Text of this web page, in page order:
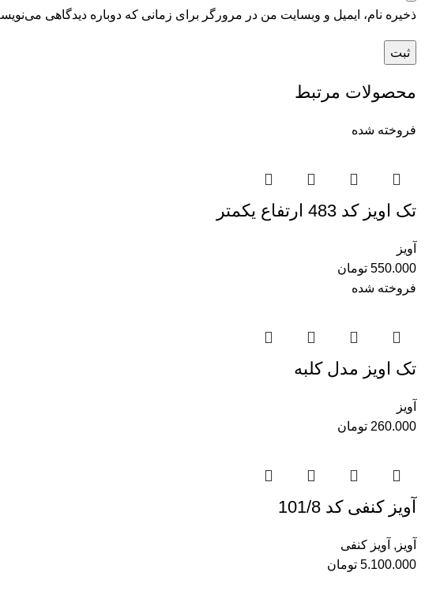
ذخیره نام، ایمیل و وبسایت من در مرورگر برای زمانی که دوباره دیدگاهی
محصولات مرتبط
فروخته شده
تک اویز کد 483 ارتفاع یکمتر
آویز
550.000 تومان
فروخته شده
تک اویز مدل کلبه
آویز
260.000 تومان
آویز کنفی کد 101/8
آویز , آویز کنفی
5.100.000 تومان